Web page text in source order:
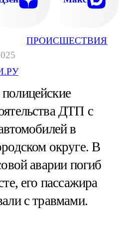
ПРОИСШЕСТВИЯ
ДТП с
в
округе. В
аварии погиб
его пассажира
с травмами.